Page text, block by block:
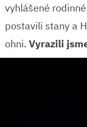
vyhlášené
postavili stany a
ohni. Vyrazili